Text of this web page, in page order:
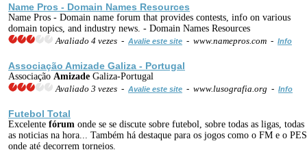
Name Pros - Domain Names Resources
Name Pros - Domain name forum that provides contests, info on various
domain topics, and industry news. - Domain Names Resources
Avaliado 4 vezes - Avalie este site - www.namepros.com - Info
Associação Amizade Galiza - Portugal
Associação Amizade Galiza-Portugal
Avaliado 3 vezes - Avalie este site - www.lusografia.org - Info
Futebol Total
Excelente fórum onde se se discute sobre futebol, sobre todas as ligas, todas
as noticias na hora... Também há destaque para os jogos como o FM e o
onde até decorrem torneios.